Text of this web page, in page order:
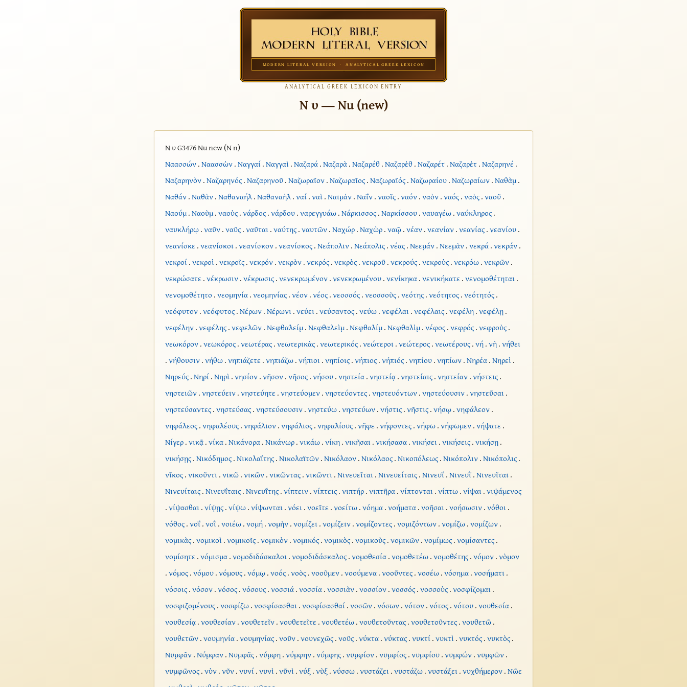
MODERN LITERAL VERSION · ANALYTICAL GREEK LEXICON
ANALYTICAL GREEK LEXICON ENTRY
Ν υ — Nu (new)
Ν υ G3476 Nu new (N n)
Ναασσών.Ναασσὼν.Ναγγαί.Ναγγαὶ.Ναζαρά.Ναζαρὰ.Ναζαρέθ.Ναζαρὲθ.Ναζαρέτ.Ναζαρὲτ.Ναζαρηνέ .
Ναζαρηνὸν.Ναζαρηνός.Ναζαρηνοῦ.Ναζωραῖον.Ναζωραῖος.Ναζωραῖός.Ναζωραίου.Ναζωραίων.Ναθὰμ.
Ναθάν.Ναθὰν.Ναθαναήλ.Ναθαναὴλ.ναί.ναὶ.Ναιμὰν.Ναΐν.ναοῖς.ναόν.ναὸν.ναός.ναὸς.ναοῦ.
Ναούμ.Ναοὺμ.ναοὺς.νάρδος.νάρδου.ναρεγγυάω.Νάρκισσος.Ναρκίσσου.ναυαγέω.ναύκληρος.
ναυκλήρῳ.ναῦν.ναῦς.ναῦται.ναύτης.ναυτῶν.Ναχώρ.Ναχὼρ.ναῷ.νέαν.νεανίαν.νεανίας.νεανίου.
νεανίσκε .νεανίσκοι.νεανίσκον.νεανίσκος.Νεάπολιν.Νεάπολις.νέας.Νεεμάν.Νεεμὰν.νεκρά.νεκράν.
νεκροί.νεκροὶ.νεκροῖς.νεκρόν.νεκρὸν.νεκρός.νεκρὸς.νεκροῦ.νεκρούς.νεκροὺς.νεκρόω.νεκρῶν.
νεκρώσατε .νέκρωσιν.νέκρωσις.νενεκρωμένον.νενεκρωμένου.νενίκηκα.νενικήκατε .νενομοθέτηται.
νενομοθέτητο.νεομηνία.νεομηνίας.νέον.νέος.νεοσσός.νεοσσοὺς.νεότης.νεότητος.νεότητός.
νεόφυτον.νεόφυτος.Νέρων.Νέρωνι.νεύει.νεύσαντος.νεύω.νεφέλαι.νεφέλαις.νεφέλη.νεφέλῃ.
νεφέλην.νεφέλης.νεφελῶν.Νεφθαλείμ.Νεφθαλεὶμ.Νεφθαλίμ.Νεφθαλὶμ.νέφος.νεφρός.νεφροὺς.
νεωκόρον.νεωκόρος.νεωτέρας.νεωτερικὰς.νεωτερικός.νεώτεροι.νεώτερος.νεωτέρους.νή.νὴ.νήθει
.νήθουσιν.νήθω.νηπιάζετε .νηπιάζω.νήπιοι.νηπίοις.νήπιος.νήπιός.νηπίου.νηπίων.Νηρέα.Νηρεὶ.
Νηρεύς.Νηρί.Νηρὶ.νησίον.νῆσον.νῆσος.νήσου.νηστεία.νηστείᾳ.νηστείαις.νηστείαν.νήστεις.
νηστειῶν.νηστεύειν.νηστεύητε.νηστεύομεν.νηστεύοντες.νηστευόντων.νηστεύουσιν.νηστεῦσαι.
νηστεύσαντες.νηστεύσας.νηστεύσουσιν.νηστεύω.νηστεύων.νήστις.νῆστις.νήσῳ.νηφάλεον.
νηφάλεος.νηφαλέους.νηφάλιον.νηφάλιος.νηφαλίους.νῆφε .νήφοντες.νήφω.νήφωμεν.νήψατε .
Νίγερ.νικᾷ.νίκα.Νικάνορα.Νικάνωρ.νικάω.νίκη.νικῆσαι.νικήσασα.νικήσει.νικήσεις.νικήσῃ.
νικήσῃς.Νικόδημος.Νικολαΐτης.Νικολαϊτῶν.Νικόλαον.Νικόλαος.Νικοπόλεως.Νικόπολιν.Νικόπολις.
νῖκος.νικοῦντι.νικῶ.νικῶν.νικῶντας.νικῶντι.Νινευεῖται.Νινευείταις.Νινευΐ.Νινευῒ.Νινευῖται.
Νινευίταις.Νινευΐταις.Νινευΐτης.νίπτειν.νίπτεις.νιπτήρ.νιπτῆρα.νίπτονται.νίπτω.νίψαι.νιψάμενος
.νίψασθαι.νίψῃς.νίψω.νίψωνται.νόει.νοεῖτε .νοείτω.νόημα.νοήματα.νοῆσαι.νοήσωσιν.νόθοι.
νόθος.νοΐ.νοῒ.νοιέω.νομή.νομὴν.νομίζει.νομίζειν.νομίζοντες.νομιζόντων.νομίζω.νομίζων.
νομικὰς.νομικοὶ.νομικοῖς.νομικὸν.νομικός.νομικὸς.νομικοὺς.νομικῶν.νομίμως.νομίσαντες.
νομίσητε .νόμισμα.νομοδιδάσκαλοι.νομοδιδάσκαλος.νομοθεσία.νομοθετέω.νομοθέτης.νόμον.νὸμον
.νόμος.νόμου.νόμους.νόμῳ.νοός.νοὸς.νοοῦμεν.νοούμενα.νοοῦντες.νοσέω.νόσημα.νοσήματι.
νόσοις.νόσον.νόσος.νόσους.νοσσιά.νοσσία.νοσσιὰν.νοσσίον.νοσσός.νοσσοὺς.νοσφίζομαι.
νοσφιζομένους.νοσφίζω.νοσφίσασθαι.νοσφίσασθαί.νοσῶν.νόσων.νότον.νότος.νότου.νουθεσία.
νουθεσίᾳ.νουθεσίαν.νουθετεῖν.νουθετεῖτε.νουθετέω.νουθετοῦντας.νουθετοῦντες.νουθετῶ.
νουθετῶν.νουμηνία.νουμηνίας.νοῦν.νουνεχῶς.νοῦς.νύκτα.νύκτας.νυκτί.νυκτὶ.νυκτός.νυκτὸς.
Νυμφᾶν.Νύμφαν.Νυμφᾶς.νύμφη.νύμφην.νύμφης.νυμφίον.νυμφίος.νυμφίου.νυμφών.νυμφὼν.
νυμφῶνος.νὺν.νῦν.νυνί.νυνὶ.νῦνὶ.νύξ.νὺξ.νύσσω.νυστάζει.νυστάζω.νυστάξει.νυχθήμερον.Νῶε